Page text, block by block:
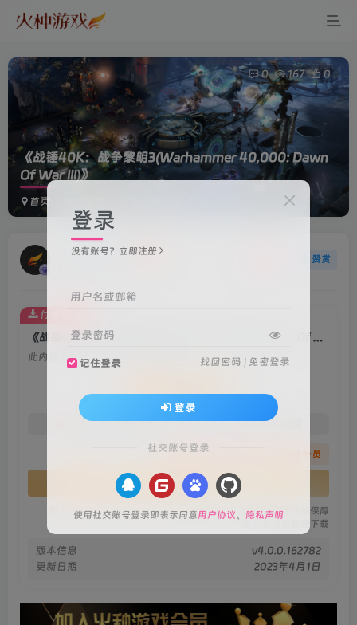
《战锤40K：战争黎明3(Warhammer 40,000: Dawn
Of War III)》
首页
0 167 0
火种游戏 赞赏
《战锤40K：战争黎明3(Warhammer 40,000: Dawn Of War III)》
此内容为付费资源，请付费后查看
火种黄金会员 免费 火种黑钻会员
您暂无购买权限，请先开通会员
开通会员
安全绿色无毒保障 永久免费稳定更新
资源有效持续保障
火种网盘极速下载
版本信息
v4.0.0.162782
更新日期
2023年4月1日
付费资源
登录
没有账号？立即注册
用户名或邮箱
登录密码
记住登录 找回密码 | 免密登录
登录
社交账号登录
使用社交账号登录即表示同意用户协议、 隐私声明